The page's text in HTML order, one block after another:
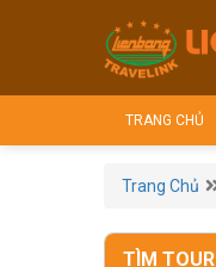
TRANG CHỦ
Trang Chủ
TÌM TOUR